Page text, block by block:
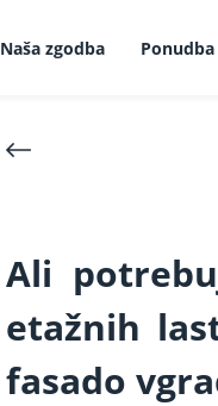
Naša zgodba Ponudba
Ali
etažnih
fasado